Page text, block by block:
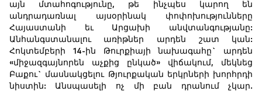
այն մտահոգությունը, թե ինչպես կարող են
անդրադառնալ այսօրինակ փոփոխությունները
Հայաստանի եւ Արցախի անվտանգությանը:
Անհանգստանալու առիթներ արդեն շատ կան:
Հոկտեմբերի 14-ին Թուրքիայի նախագահը` արդեն
«միջազգայնորեն աչքից ընկած» վիճակում, մեկնեց
Բաքու` մասնակցելու Թյուրքական երկրների խորհրդի
նիստին: Անսպասելի ոչ մի բան դրանում չկար.